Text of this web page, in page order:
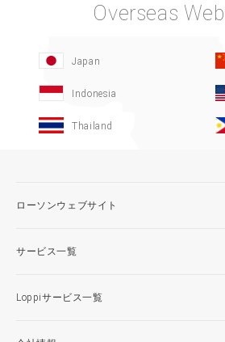
Overseas
Japan
Indonesia
Thailand
ローソンウェブサイト
サービス一覧
Loppiサービス一覧